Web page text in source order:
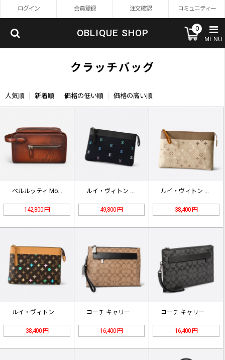
ログイン 会員登録 注文確認 コミュニティー
OBLIQUE SHOP 0
MENU
クラッチバッグ
人気順 新着順 価格の低い順 価格の高い順
ベルルッティ Morning Scr…
142,800 円
ルイ・ヴィトン ポシェット ヴォワヤ…
49,800 円
ルイ・ヴィトン ポシェット ヴォワヤ…
38,400 円
38,400 円 16,400 円 16,400 円